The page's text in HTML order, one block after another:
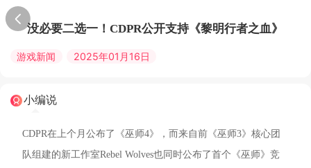
没必要二选一！CDPR公开支持《黎明行者之血》
游戏新闻 2025年01月16日
小编说
CDPR在上个月公布了《巫师4》，而来自前《巫师3》核心团
队组建的新工作室Rebel Wolves也同时公布了首个《巫师》竞